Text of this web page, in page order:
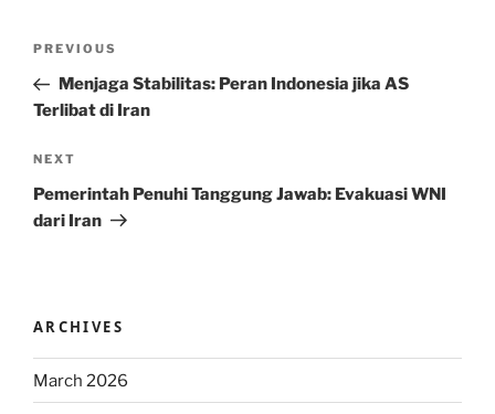
Previous
Post
PREVIOUS
Menjaga Stabilitas: Peran Indonesia jika AS
Terlibat di Iran
Next
Post
NEXT
Pemerintah Penuhi Tanggung Jawab: Evakuasi WNI
dari Iran
ARCHIVES
March 2026